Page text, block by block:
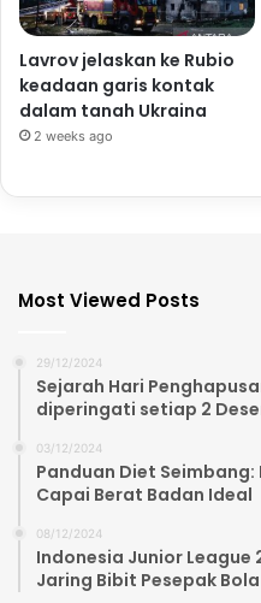
Lavrov jelaskan ke Rubio
keadaan garis kontak
dalam tanah Ukraina
2 weeks ago
Most Viewed Posts
29/12/2024
Sejarah Hari
diperingati setiap 2
03/12/2024
Panduan Diet
Capai Berat Badan Ideal
08/12/2024
Indonesia Junior League
Jaring Bibit Pesepak